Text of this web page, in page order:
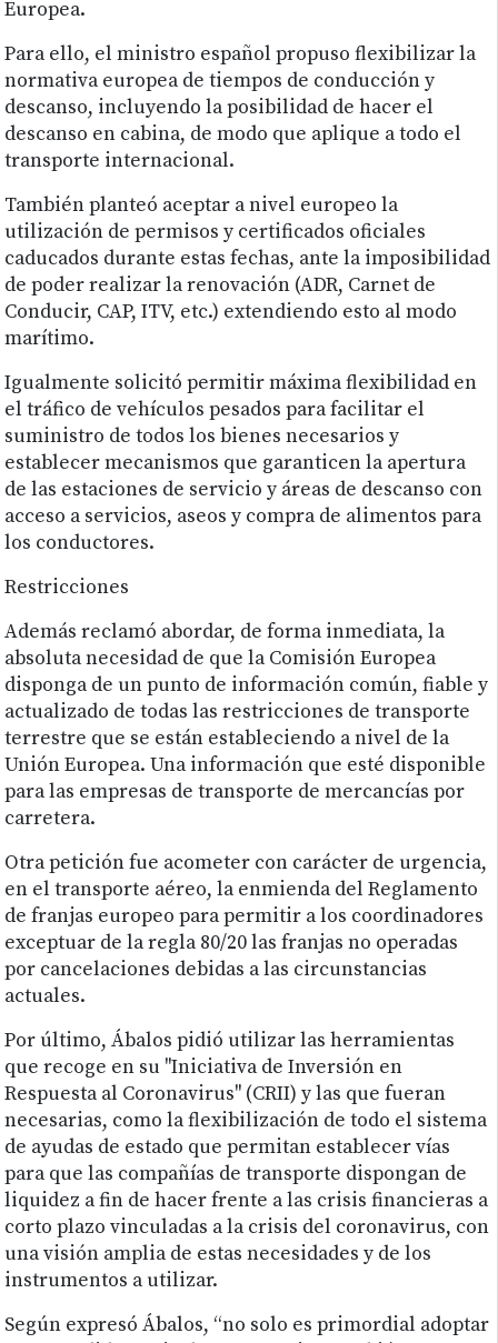
Europea.
Para ello, el ministro español propuso flexibilizar la
normativa europea de tiempos de conducción y
descanso, incluyendo la posibilidad de hacer el
descanso en cabina, de modo que aplique a todo el
transporte internacional.
También planteó aceptar a nivel europeo la
utilización de permisos y certificados oficiales
caducados durante estas fechas, ante la imposibilidad
de poder realizar la renovación (ADR, Carnet de
Conducir, CAP, ITV, etc.) extendiendo esto al modo
marítimo.
Igualmente solicitó permitir máxima flexibilidad en
el tráfico de vehículos pesados para facilitar el
suministro de todos los bienes necesarios y
establecer mecanismos que garanticen la apertura
de las estaciones de servicio y áreas de descanso con
acceso a servicios, aseos y compra de alimentos para
los conductores.
Restricciones
Además reclamó abordar, de forma inmediata, la
absoluta necesidad de que la Comisión Europea
disponga de un punto de información común, fiable y
actualizado de todas las restricciones de transporte
terrestre que se están estableciendo a nivel de la
Unión Europea. Una información que esté disponible
para las empresas de transporte de mercancías por
carretera.
Otra petición fue acometer con carácter de urgencia,
en el transporte aéreo, la enmienda del Reglamento
de franjas europeo para permitir a los coordinadores
exceptuar de la regla 80/20 las franjas no operadas
por cancelaciones debidas a las circunstancias
actuales.
Por último, Ábalos pidió utilizar las herramientas
que recoge en su "Iniciativa de Inversión en
Respuesta al Coronavirus" (CRII) y las que fueran
necesarias, como la flexibilización de todo el sistema
de ayudas de estado que permitan establecer vías
para que las compañías de transporte dispongan de
liquidez a fin de hacer frente a las crisis financieras a
corto plazo vinculadas a la crisis del coronavirus, con
una visión amplia de estas necesidades y de los
instrumentos a utilizar.
Según expresó Ábalos, “no solo es primordial adoptar